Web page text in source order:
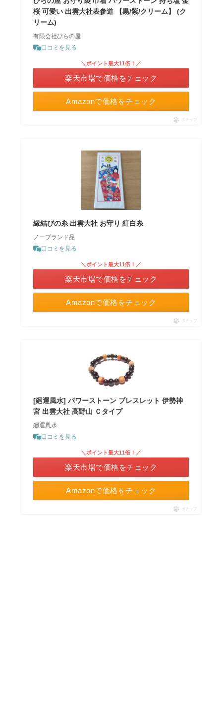
桜 可愛い 出雲大社表参道 【黒/紫/クリーム】 (ク
リーム)
有限会社ひらの屋
口コミを見る
Amazonで価格をチェック
＼ポイント最大11倍！／
楽天市場で価格をチェック
ポチップ
縁結びの糸 出雲大社 お守り 紅白糸
ノーブランド品
口コミを見る
Amazonで価格をチェック
＼ポイント最大11倍！／
楽天市場で価格をチェック
ポチップ
[廻運風水] パワーストーン ブレスレット 伊勢神
宮 出雲大社 高野山 Ｃタイプ
廻運風水
口コミを見る
Amazonで価格をチェック
＼ポイント最大11倍！／
楽天市場で価格をチェック
ポチップ